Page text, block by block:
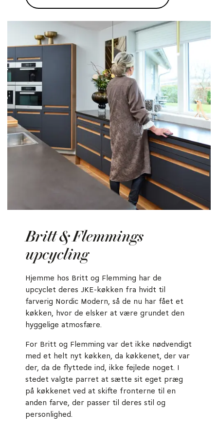
Britt & Flemmings
upcycling
Hjemme hos Britt og Flemming har de
upcyclet deres JKE-køkken fra hvidt til
farverig Nordic Modern, så de nu har fået et
køkken, hvor de elsker at være grundet den
hyggelige atmosfære.
For Britt og Flemming var det ikke nødvendigt
med et helt nyt køkken, da køkkenet, der var
der, da de flyttede ind, ikke fejlede noget. I
stedet valgte parret at sætte sit eget præg
på køkkenet ved at skifte fronterne til en
anden farve, der passer til deres stil og
personlighed.